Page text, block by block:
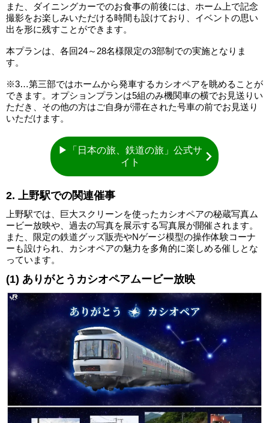
また、ダイニングカーでのお食事の前後には、ホーム上で記念
撮影をお楽しみいただける時間も設けており、イベントの思い
出を形に残すことができます。
本プランは、各回24～28名様限定の3部制での実施となりま
す。
※3…第三部ではホームから発車するカシオペアを眺めることが
できます。オプションプランは5組のみ機関車の横でお見送りい
ただき、その他の方はご自身が滞在された号車の前でお見送り
いただけます。
▶「日本の旅、鉄道の旅」公式サ
イト
2. 上野駅での関連催事
上野駅では、巨大スクリーンを使ったカシオペアの秘蔵写真ム
ービー放映や、過去の写真を展示する写真展が開催されます。
また、限定の鉄道グッズ販売やNゲージ模型の操作体験コーナ
ーも設けられ、カシオペアの魅力を多角的に楽しめる催しとな
っています。
(1) ありがとうカシオペアムービー放映